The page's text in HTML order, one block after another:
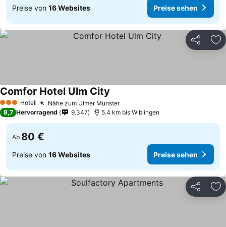
Preise von 16 Websites Preise sehen
Teilen
3 SterneHotel Nähe zum Ulmer MünsterPreise sehen
Comfor Hotel Ulm City
8,7 Hervorragend 9.347 5.4 km bis Wiblingen
Ab 80 €
Preise von 16 Websites Preise sehen
Teilen